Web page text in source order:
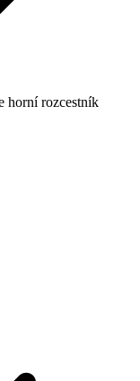
horní rozcestník